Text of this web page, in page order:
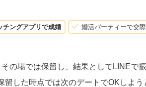
チングアプリで成婚 婚活パーティーで交際
の場では保留し、結果としてLINEで
した時点では次のデートでOKしよ